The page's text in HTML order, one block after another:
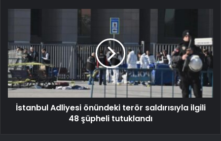
İstanbul Adliyesi önündeki terör saldırısıyla ilgili
48 şüpheli tutuklandı